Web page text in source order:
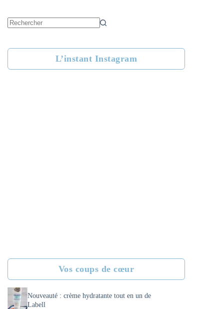
L’instant Instagram
Vos coups de cœur
Nouveauté : crème hydratante tout en un de
Labell